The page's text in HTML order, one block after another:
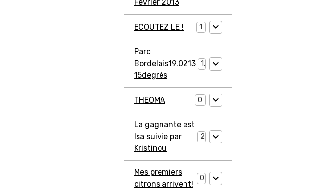
Février 2013
ECOUTEZ LE ! 1
Parc
Bordelais19.0213
15degrés
1
THEOMA 0
La gagnante est
Isa suivie par
Kristinou
2
Mes premiers
citrons arrivent!
0